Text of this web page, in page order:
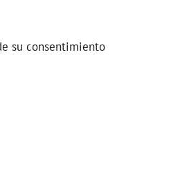
su consentimiento